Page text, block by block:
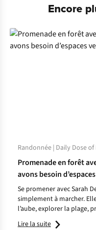
Encore
Randonnée | Daily Dose
Promenade en forêt
avons besoin
Se promener avec Sarah
simplement à marcher.
l’aube, explorer la plage,
observer la faune
Lire la suite